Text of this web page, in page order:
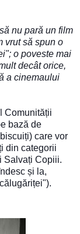
nu pară un film
vrut să spun o
o poveste mai
decât orice,
a cinemaului
Comunității
bază de
care vor
din categorii
Salvați Copiii.
și la,